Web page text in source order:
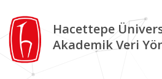
Hacettepe
Akademik Veri